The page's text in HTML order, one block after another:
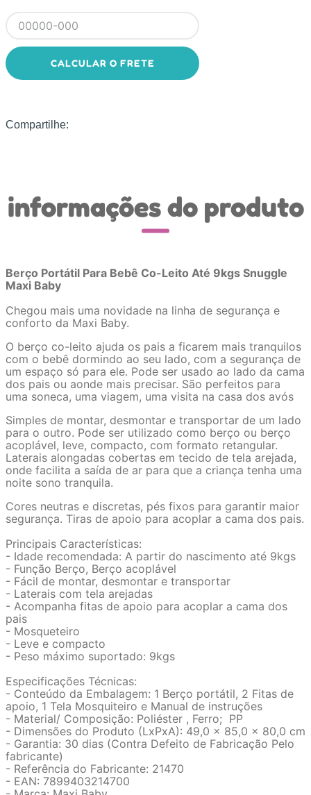
CALCULAR O FRETE
Compartilhe:
informações do produto
Berço Portátil Para Bebê Co-Leito Até 9kgs Snuggle
Maxi Baby
Chegou mais uma novidade na linha de segurança e
conforto da Maxi Baby.
O berço co-leito ajuda os pais a ficarem mais tranquilos
com o bebê dormindo ao seu lado, com a segurança de
um espaço só para ele. Pode ser usado ao lado da cama
dos pais ou aonde mais precisar. São perfeitos para
uma soneca, uma viagem, uma visita na casa dos avós
Simples de montar, desmontar e transportar de um lado
para o outro. Pode ser utilizado como berço ou berço
acoplável, leve, compacto, com formato retangular.
Laterais alongadas cobertas em tecido de tela arejada,
onde facilita a saída de ar para que a criança tenha uma
noite sono tranquila.
Cores neutras e discretas, pés fixos para garantir maior
segurança. Tiras de apoio para acoplar a cama dos pais.
Principais Características:
- Idade recomendada: A partir do nascimento até 9kgs
- Função Berço, Berço acoplável
- Fácil de montar, desmontar e transportar
- Laterais com tela arejadas
- Acompanha fitas de apoio para acoplar a cama dos
pais
- Mosqueteiro
- Leve e compacto
- Peso máximo suportado: 9kgs
Especificações Técnicas:
- Conteúdo da Embalagem: 1 Berço portátil, 2 Fitas de
apoio, 1 Tela Mosquiteiro e Manual de instruções
- Material/ Composição: Poliéster , Ferro; PP
- Dimensões do Produto (LxPxA): 49,0 x 85,0 x 80,0 cm
- Garantia: 30 dias (Contra Defeito de Fabricação Pelo
fabricante)
- Referência do Fabricante: 21470
- EAN: 7899403214700